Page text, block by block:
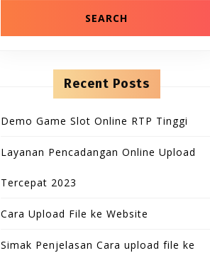
Recent Posts
Demo Game Slot Online RTP Tinggi
Layanan Pencadangan Online Upload
Tercepat 2023
Cara Upload File ke Website
Simak Penjelasan Cara upload file ke